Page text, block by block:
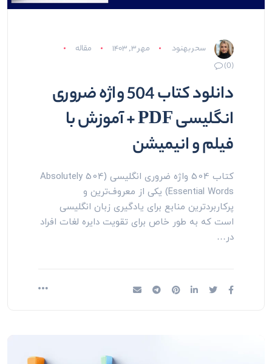
سحر بهنود مهر ۳, ۱۴۰۳
مقاله
دانلود کتاب 504 واژه ضروری
انگلیسی PDF + آموزش با
فیلم و انیمیشن
کتاب 504 واژه ضروری انگلیسی (504 Absolutely
Essential Words) یکی از معروف‌ترین و
پرکاربردترین منابع برای یادگیری زبان انگلیسی
است که به طور خاص برای تقویت دایره لغات افراد